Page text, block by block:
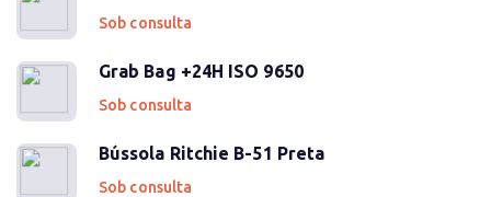
Sob consulta
Grab Bag +24H ISO 9650
Sob consulta
Bússola Ritchie B-51 Preta
Sob consulta